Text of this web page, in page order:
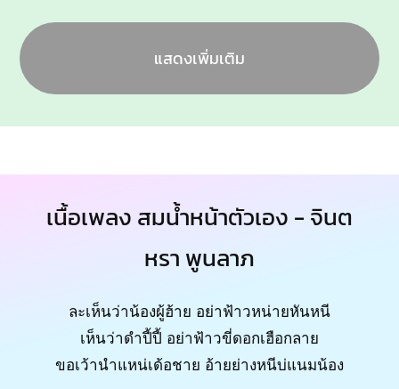
แสดงเพิ่มเติม
เนื้อเพลง สมน้ำหน้าตัวเอง - จินต
หรา พูนลาภ
ละเห็นว่าน้องผู้ฮ้าย อย่าฟ้าวหน่ายหันหนี
เห็นว่าดำปี้ปี้ อย่าฟ้าวขี่ดอกเฮือกลาย
ขอเว้านำแหน่เด้อชาย อ้ายย่างหนีบ่แนมน้อง